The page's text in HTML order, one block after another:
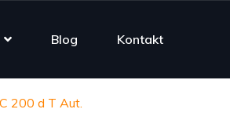
Blog Kontakt
200 d T Aut.